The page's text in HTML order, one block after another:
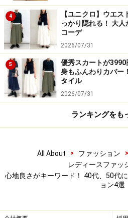
デ。大人にぴったりの落ち着
げ。夏にぴったりなスタイリン
袖ぐりが深くゆったりとしてい
なっているシルエットの7分丈
べば、さりげなく気になる二
よ。リラクシーな雰囲気を演出
いコーデが叶います。
4
【ユニクロ】ウエ
っかり隠れる！ 大人
コーデ
2026/07/31
5
優秀スカートが
身もふんわりカバー
タイル
2026/07/31
ランキングをも
All About > ファッション >
レディースファッ
心地良さがキーワード！ 40代、50代
ョン4選